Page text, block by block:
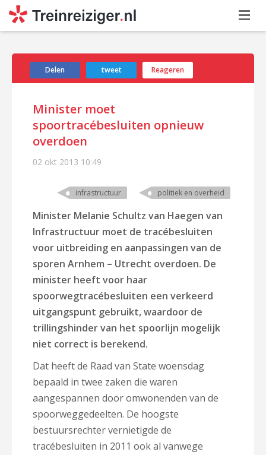
Delen tweet Reageren
Minister moet
spoortracébesluiten opnieuw
overdoen
02 okt 2013 10:49
infrastructuur politiek en overheid
Minister Melanie Schultz van Haegen van
Infrastructuur moet de tracébesluiten
voor uitbreiding en aanpassingen van de
sporen Arnhem – Utrecht overdoen. De
minister heeft voor haar
spoorwegtracébesluiten een verkeerd
uitgangspunt gebruikt, waardoor de
trillingshinder van het spoorlijn mogelijk
niet correct is berekend.
Dat heeft de Raad van State woensdag
bepaald in twee zaken die waren
aangespannen door omwonenden van de
spoorweggedeelten. De hoogste
bestuursrechter vernietigde de
tracébesluiten in 2011 ook al vanwege